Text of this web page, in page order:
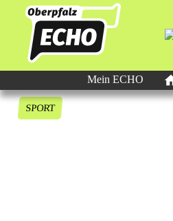
Mein ECHO
SPORT